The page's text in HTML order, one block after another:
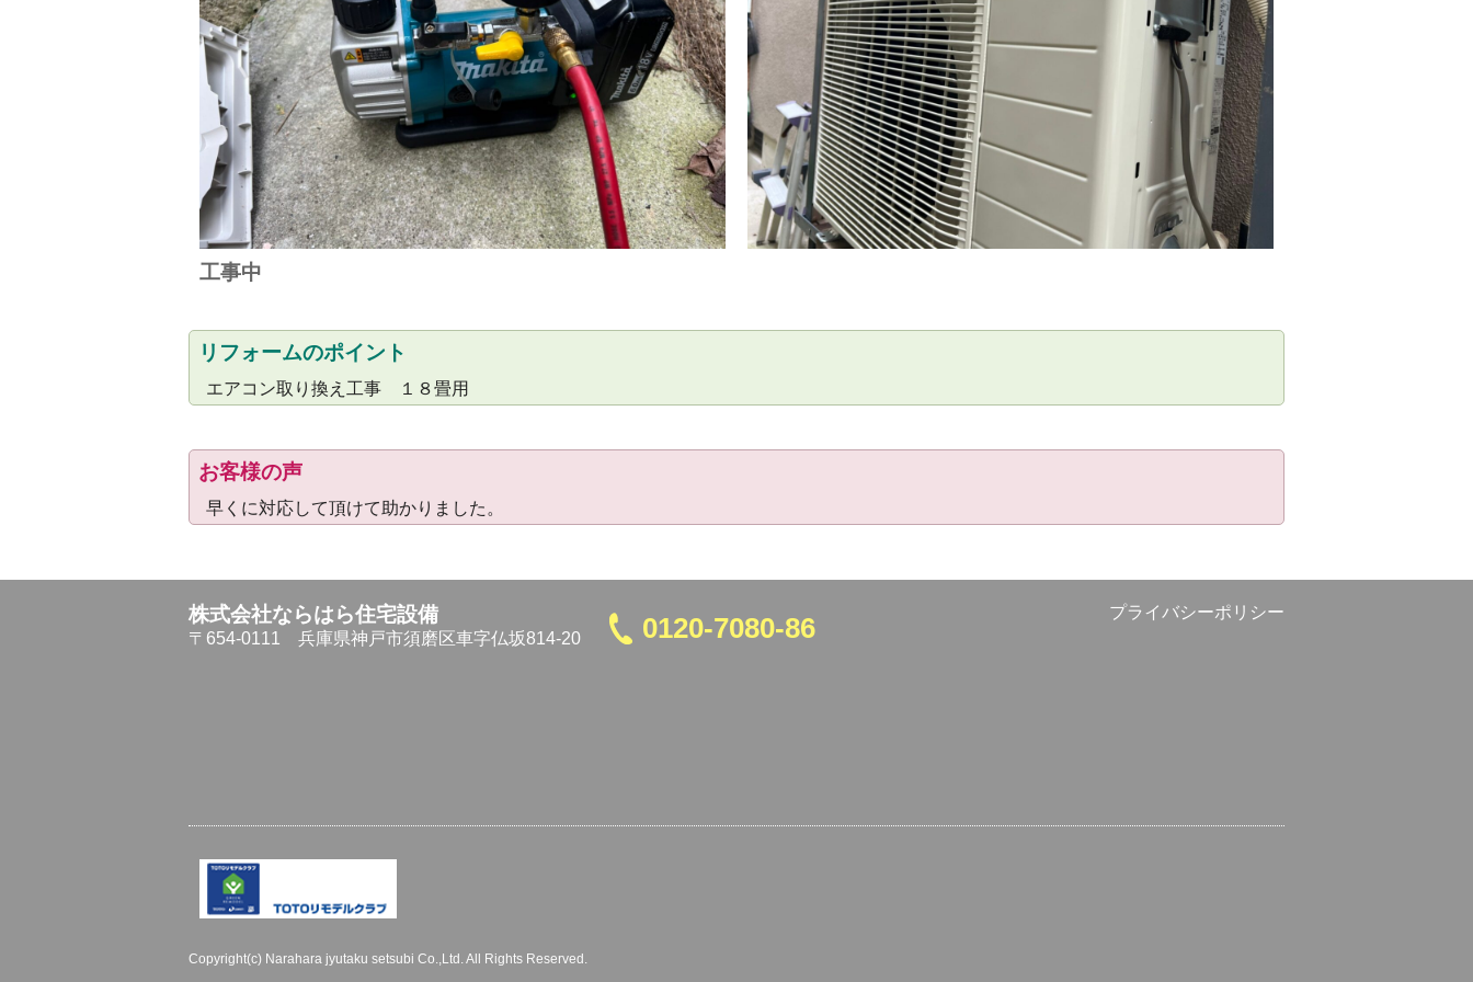
工事中
リフォームのポイント
エアコン取り換え工事 １８畳用
お客様の声
早くに対応して頂けて助かりました。
株式会社ならはら住宅設備
〒654-0111 兵庫県神戸市須磨区車字仏坂814-20 0120-7080-86 プライバシーポリシー
Copyright(c) Narahara jyutaku setsubi Co.,Ltd. All Rights Reserved.